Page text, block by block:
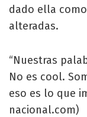
dado ella
alteradas.
“Nuestras
No es cool.
eso es lo que
nacional.com)